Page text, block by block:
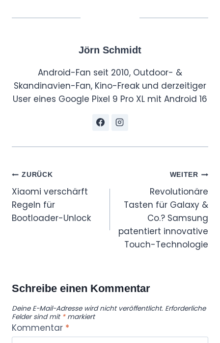
Jörn Schmidt
Android-Fan seit 2010, Outdoor- &
Skandinavien-Fan, Kino-Freak und derzeitiger
User eines Google Pixel 9 Pro XL mit Android 16
Beitragsnavigation
ZURÜCK
Xiaomi verschärft
Regeln für
Bootloader-Unlock
WEITER
Revolutionäre
Tasten für Galaxy &
Co.? Samsung
patentiert innovative
Touch-Technologie
Schreibe einen Kommentar
Deine E-Mail-Adresse wird nicht veröffentlicht. Erforderliche
Felder sind mit *markiert
Kommentar *